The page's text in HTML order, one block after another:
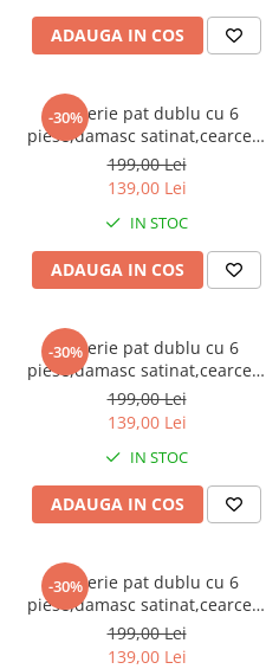
ADAUGA IN COS
-30%
Lenjerie pat dublu cu 6
piese,damasc satinat,cearceaf
cu elastic,dungi 1cm,roz-
A1393
199,00 Lei
139,00 Lei
IN STOC
ADAUGA IN COS
-30%
Lenjerie pat dublu cu 6
piese,damasc satinat,cearceaf
cu elastic,dungi 1cm,gri
inchis-A1395
199,00 Lei
139,00 Lei
IN STOC
ADAUGA IN COS
-30%
Lenjerie pat dublu cu 6
piese,damasc satinat,cearceaf
cu elastic,dungi 1cm,bleu-
A1397
199,00 Lei
139,00 Lei